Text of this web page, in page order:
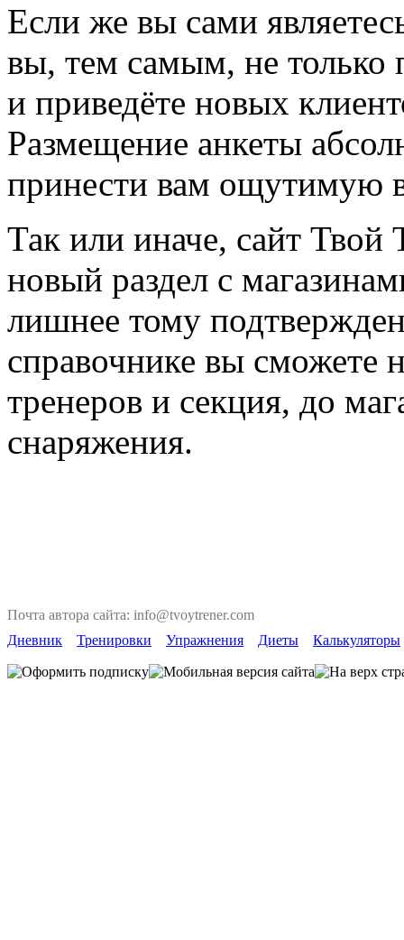
Если же вы сами
вы, тем самым, не только
и приведёте новых
Размещение анкеты
принести вам ощутимую
Так или иначе, сайт Твой
новый раздел с
лишнее тому
справочнике вы сможете
тренеров и секция, до
снаряжения.
Почта автора сайта: info@tvoytrener.com
Дневник
Тренировки Упражнения Диеты Калькуляторы